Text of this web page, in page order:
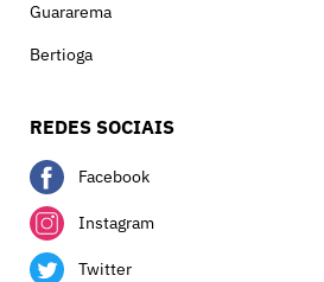
Guararema
Bertioga
REDES SOCIAIS
Facebook
Instagram
Twitter